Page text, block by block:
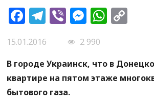
Facebook
Telegram
Viber
15.01.2016
2 990
В городе Украинск, что в
квартире на пятом этаже
бытового газа.